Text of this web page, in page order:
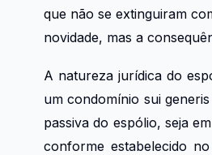
que não se extinguiram
novidade, mas a
A natureza jurídica do
um condomínio sui
passiva do espólio, seja
conforme estabelecido